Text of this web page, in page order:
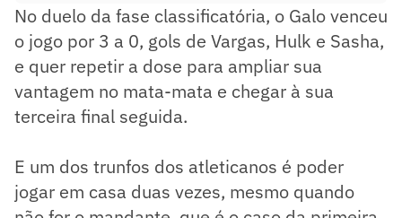
No duelo da fase classificatória, o Galo venceu
o jogo por 3 a 0, gols de Vargas, Hulk e Sasha,
e quer repetir a dose para ampliar sua
vantagem no mata-mata e chegar à sua
terceira final seguida.
E um dos trunfos dos atleticanos é poder
jogar em casa duas vezes, mesmo quando